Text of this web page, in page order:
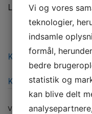
Leveringstid efter
Kontakt os for
Klik her for bestilling
Varenummer (SKU):
Vi og vores
teknologier,
indsamle
formål,
bedre
statistik og
kan blive delt